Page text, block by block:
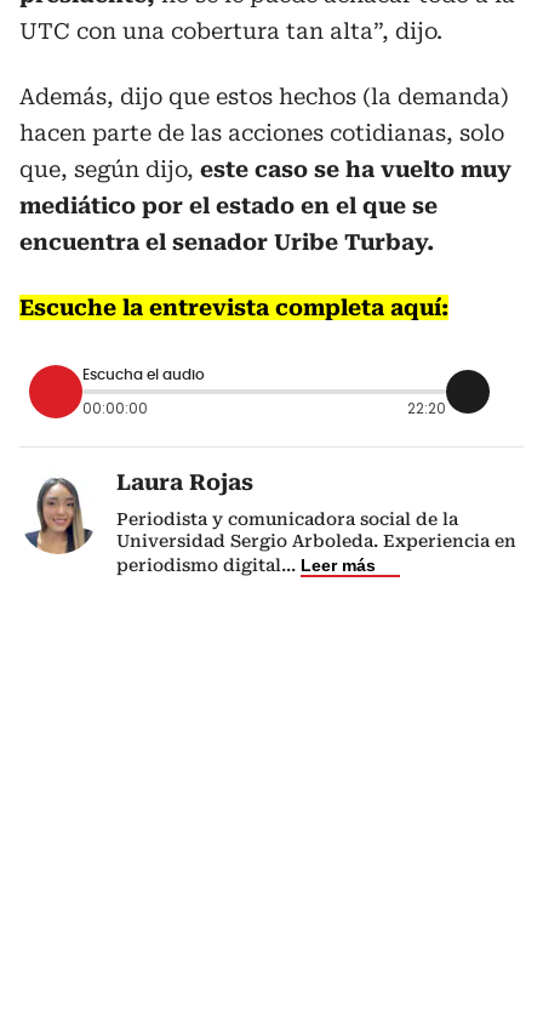
UTC con una cobertura tan alta”, dijo.
Además, dijo que estos hechos (la demanda)
hacen parte de las acciones cotidianas, solo
que, según dijo, este caso se ha vuelto muy
mediático por el estado en el que se
encuentra el senador Uribe Turbay.
Escuche la entrevista completa aquí:
Escucha el audio
00:00:00 22:20
Laura Rojas
Periodista y comunicadora social de la
Universidad Sergio Arboleda. Experiencia en
periodismo digital... Leer más